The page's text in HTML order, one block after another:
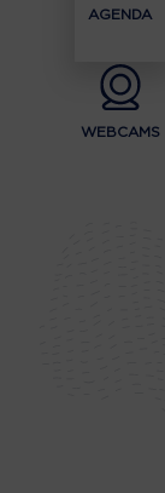
AGENDA
WEBCAMS